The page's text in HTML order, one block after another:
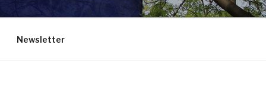
Newsletter